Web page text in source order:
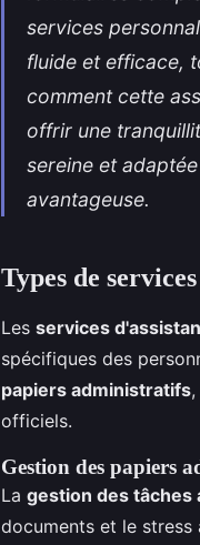
services
fluide et efficace,
comment cette
offrir une
sereine et
avantageuse.
Types de
Les services
spécifiques des
papiers administratifs
officiels.
Gestion des papiers
La gestion des tâches
documents et le stress